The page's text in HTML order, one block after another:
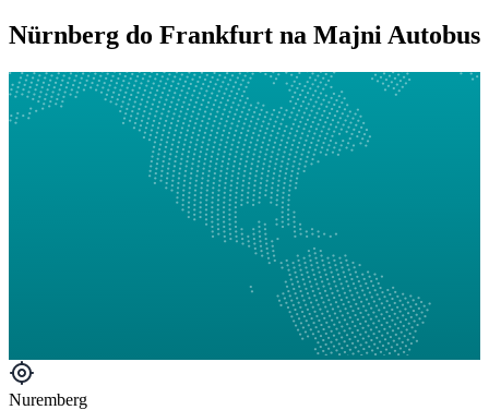
Nürnberg do Frankfurt na Majni Autobus
Nuremberg